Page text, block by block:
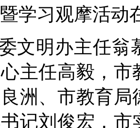
学习观摩活动
文明办主任翁
主任高毅，
洲、市教育
记刘俊宏，